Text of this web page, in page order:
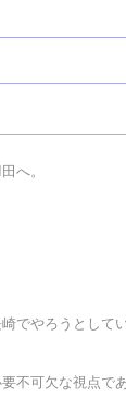
へ。
でやろうとして
不可欠な視点であ